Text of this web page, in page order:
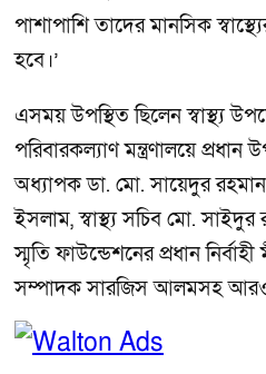
পাশাপাশি তাদের মানসিক
হবে।’
এসময় উপস্থিত ছিলেন স্বাস্থ্য
পরিবারকল্যাণ মন্ত্রণালয়ে প্রধান
অধ্যাপক ডা. মো. সায়েদুর
ইসলাম, স্বাস্থ্য সচিব মো.
স্মৃতি ফাউন্ডেশনের প্রধান
সম্পাদক সারজিস আলমসহ